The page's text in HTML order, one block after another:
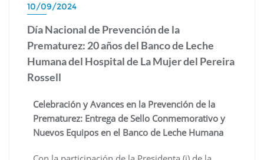
10/09/2024
Día Nacional de Prevención de la
Prematurez: 20 años del Banco de Leche
Humana del Hospital de La Mujer del Pereira
Rossell
Celebración y Avances en la Prevención de la
Prematurez: Entrega de Sello Conmemorativo y
Nuevos Equipos en el Banco de Leche Humana